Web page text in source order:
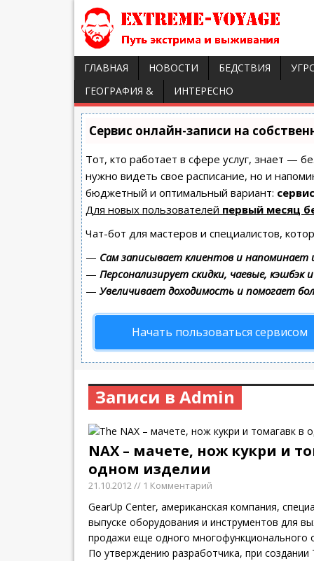
ГЛАВНАЯ НОВОСТИ БЕДСТВИЯ
ГЕОГРАФИЯ &
ИНТЕРЕСНО
Сервис онлайн-записи на
Тот, кто работает в сфере услуг, знает —
нужно видеть свое расписание, но и
бюджетный и оптимальный вариант:
Для новых пользователей первый месяц
Чат-бот для мастеров и специалистов,
— Сам записывает клиентов и напоминает
— Персонализирует скидки, чаевые, кэшбэк
— Увеличивает доходимость и помогает
Начать пользоваться сервисом
Записи в Admin
NAX – мачете, нож кукри и
одном изделии
21.10.2012// 1 Комментарий
GearUp Center, американская компания,
выпуске оборудования и инструментов для
продажи еще одного многофункционального
По утверждению разработчика, при создании